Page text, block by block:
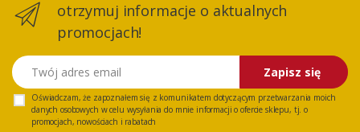
otrzymuj informacje o aktualnych
promocjach!
Twój adres email
Zapisz się
Oświadczam, że zapoznałem się z komunikatem dotyczącym przetwarzania moich
danych osobowych w celu wysyłania do mnie informacji o ofercie sklepu, tj. o
promocjach, nowościach i rabatach